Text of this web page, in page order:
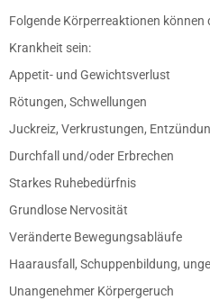
Folgende Körperreaktionen können
Krankheit sein:
Appetit- und Gewichtsverlust
Rötungen, Schwellungen
Juckreiz, Verkrustungen,
Durchfall und/oder Erbrechen
Starkes Ruhebedürfnis
Grundlose Nervosität
Veränderte Bewegungsabläufe
Haarausfall, Schuppenbildung,
Unangenehmer Körpergeruch